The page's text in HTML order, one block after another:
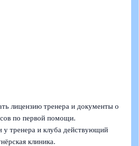
лицензию тренера и документы о
по первой помощи.
у тренера и клуба действующий
клиника.